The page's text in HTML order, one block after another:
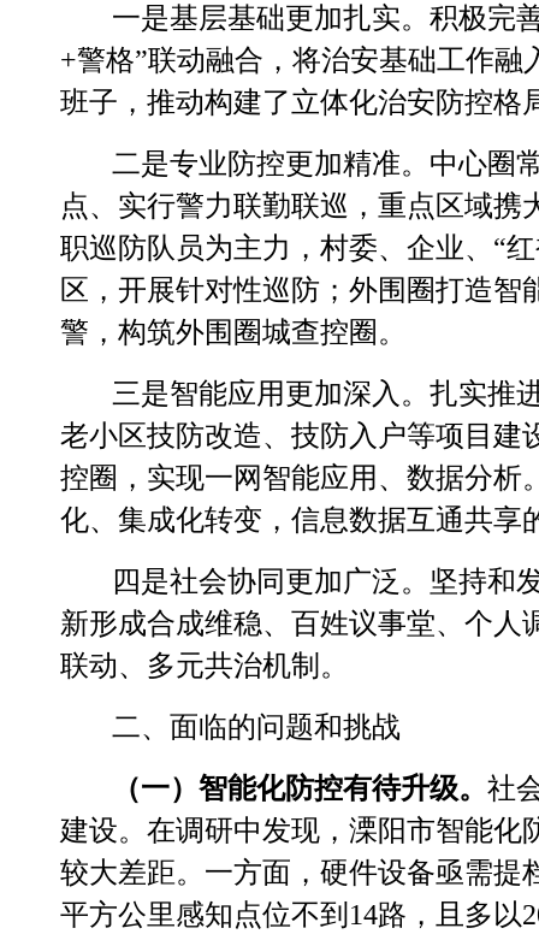
一是基层基础更加扎实。 积极完
+警格”联动融合，将治安基础工作融
班子，推动构建了立体化治安防控格
二是专业防控更加精准。 中心圈
点、实行警力联勤联巡，重点区域
职巡防队员为主力，村委、企业、“
区，开展针对性巡防；外围圈打造
警，构筑外围圈城查控圈。
三是智能应用更加深入。 扎实推
老小区技防改造、技防入户等项目建
控圈，实现一网智能应用、数据分析
化、集成化转变，信息数据互通共享
四是社会协同更加广泛。 坚持和
新形成合成维稳、百姓议事堂、个
联动、多元共治机制。
二、 面临的问题和挑战
（一）智能化防控有待升级。 社
建设。 在调研中发现， 溧阳市智能化
较大差距。一方面，硬件设备亟需提
平方公里感知点位不到 14路，且多以